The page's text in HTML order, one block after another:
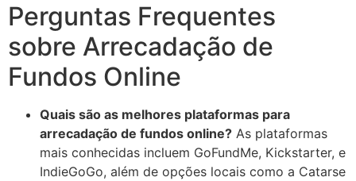
Perguntas Frequentes
sobre Arrecadação de
Fundos Online
Quais são as melhores plataformas para
arrecadação de fundos online? As plataformas
mais conhecidas incluem GoFundMe, Kickstarter, e
IndieGoGo, além de opções locais como a Catarse